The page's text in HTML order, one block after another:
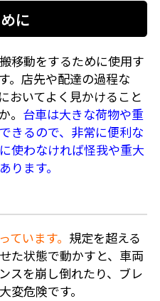
に
移動をするために使用す
。店先や配達の過程な
おいてよく見かけること
。 台車は大きな荷物や重
きるので、非常に便利な
使わなければ怪我や重大
ります。
います。 規定を超える
た状態で動かすと、車両
スを崩し倒れたり、ブレ
変危険です。